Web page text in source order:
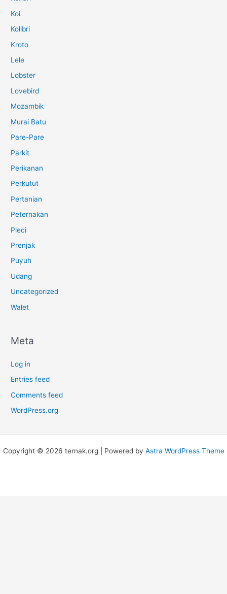
Koi
Kolibri
Kroto
Lele
Lobster
Lovebird
Mozambik
Murai Batu
Pare-Pare
Parkit
Perikanan
Perkutut
Pertanian
Peternakan
Pleci
Prenjak
Puyuh
Udang
Uncategorized
Walet
Meta
Log in
Entries feed
Comments feed
WordPress.org
Copyright © 2026 ternak.org | Powered by Astra WordPress Theme